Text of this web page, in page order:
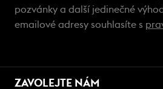
pozvánky a další jedinečné
emailové adresy souhlasíte s
ZAVOLEJTE NÁM